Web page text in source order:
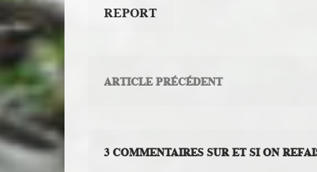
REPORT
ARTICLE PRÉCÉDENT
3 COMMENTAIRES SUR ET SI ON